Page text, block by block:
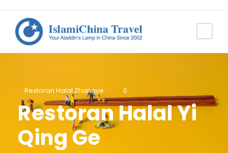
Restoran Halal Zhangye 0
Restoran Halal Yi
Qing Ge